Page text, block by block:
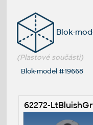
Blok-
(Plastové součásti)
Blok-model #19668
62272-